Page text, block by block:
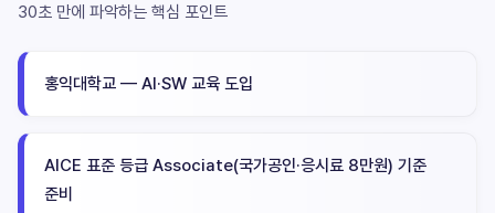
30초 만에 파악하는 핵심 포인트
홍익대학교 — AI·SW 교육 도입
AICE 표준 등급 Associate(국가공인·응시료 8만원) 기준
준비